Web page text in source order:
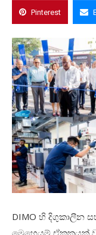
Pinterest
DIMO හි දිගුකාලීන